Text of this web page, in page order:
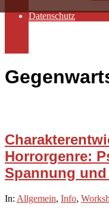
Datenschutz
Horrorgenre:
Spannung
2025-
In: Allgemein, Info,